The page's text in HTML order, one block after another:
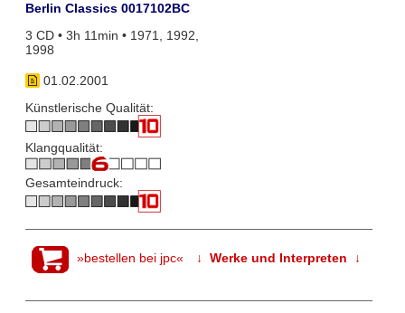
Berlin Classics 0017102BC
3 CD • 3h 11min • 1971, 1992,
1998
01.02.2001
Künstlerische Qualität:
Klangqualität:
Gesamteindruck:
»bestellen bei jpc« ↓ Werke und Interpreten ↓